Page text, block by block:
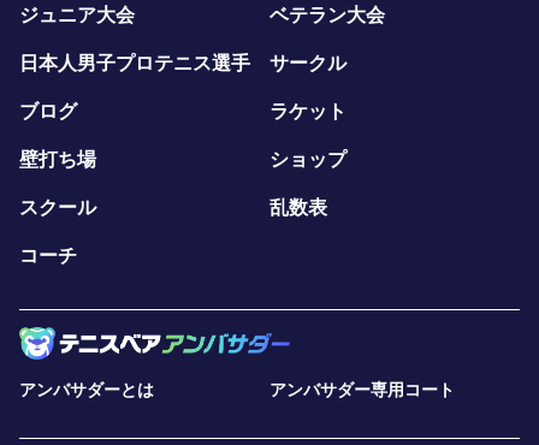
ジュニア大会 ベテラン大会
日本人男子プロテニス選手 サークル
ブログ ラケット
壁打ち場 ショップ
スクール 乱数表
コーチ
アンバサダーとは アンバサダー専用コート